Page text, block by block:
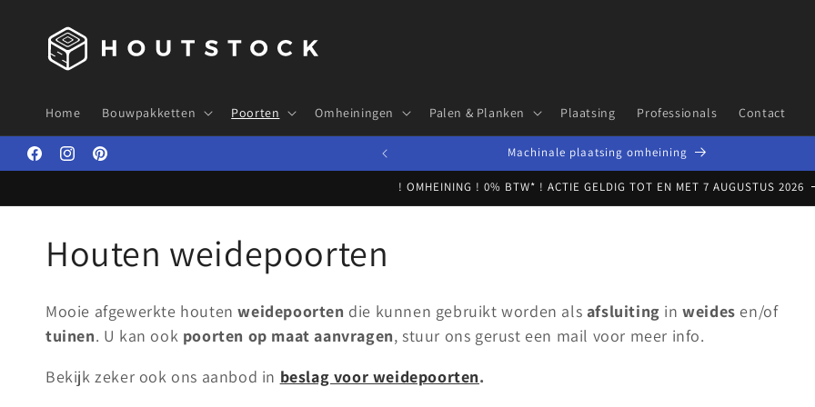
content
Home Bouwpakketten Poorten Omheiningen Palen & Planken Plaatsing Professionals Contact
FacebookInstagramPinterest
! JULI EN AUGUSTUS ZIJN WIJ GESLOTEN OP ZATERDAG! Machinale plaatsing omheining
! OMHEINING ! 0% BTW* ! ACTIE GELDIG TOT EN MET 7 AUGUSTUS 2026
C
o
l
l
Houten weidepoorten
Mooie afgewerkte houtenweidepoorten die kunnen gebruikt worden als afsluiting inweides en/of
tuinen. U kan ook poorten op maat aanvragen, stuur ons gerust een mail voor meer info.
Bekijk zeker ook ons aanbod in beslag voor weidepoorten.